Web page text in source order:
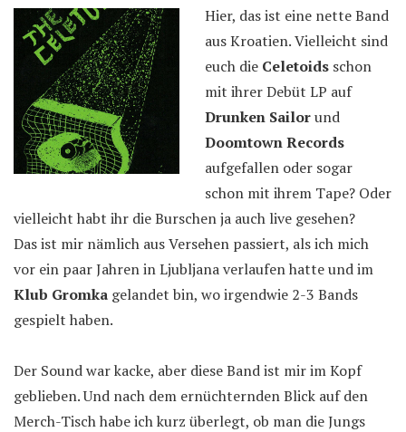
Hier, das ist eine nette Band
aus Kroatien. Vielleicht sind
euch die Celetoids schon
mit ihrer Debüt LP auf
Drunken Sailorund
Doomtown Records
aufgefallen oder sogar
schon mit ihrem Tape? Oder
vielleicht habt ihr die Burschen ja auch live gesehen?
Das ist mir nämlich aus Versehen passiert, als ich mich
vor ein paar Jahren in Ljubljana verlaufen hatte und im
Klub Gromka gelandet bin, wo irgendwie 2-3 Bands
gespielt haben.
Der Sound war kacke, aber diese Band ist mir im Kopf
geblieben. Und nach dem ernüchternden Blick auf den
Merch-Tisch habe ich kurz überlegt, ob man die Jungs